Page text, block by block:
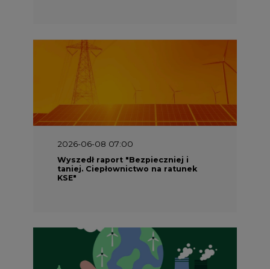
2026-06-08 07:00
taniej. Ciepłownictwo na ratunek
KSE"